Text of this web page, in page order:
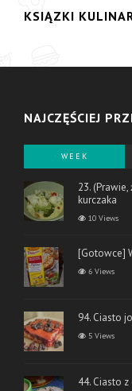
KSIĄZKI
NAJCZĘŚCIEJ
WEEK
23.
kurczaka
10 Views
[Gotowce]
6 Views
94. Ciasto
5 Views
44. Ciasto